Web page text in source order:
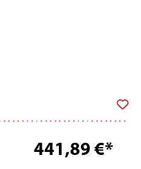
441,89 €*